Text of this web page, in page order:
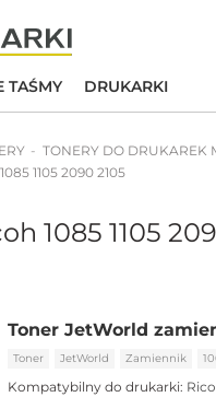
TAŚMY DRUKARKI
TONERY DO DRUKAREK
1105 2090 2105
1085 1105
Toner JetWorld
Toner JetWorld Zamiennik
Kompatybilny do drukarki: